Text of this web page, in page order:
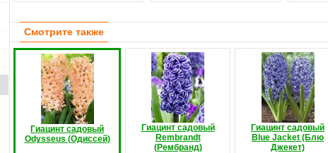
Смотрите также
Гиацинт садовый
Odysseus (Одиссей)
Гиацинт садовый
Rembrandt
(Рембранд)
Гиацинт садовый
Blue Jacket (Блю
Джекет)